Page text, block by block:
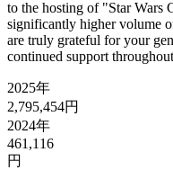
to the hosting of "Star Wars
significantly higher volume
are truly grateful for your
continued support
2025年
2,795,454円
2024年
461,116
円